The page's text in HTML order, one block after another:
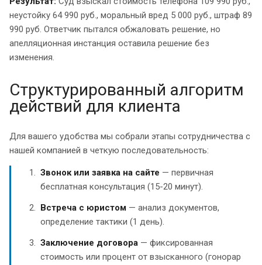
неустойку 64 990 руб., моральный вред 5 000 руб., штраф 89
990 руб. Ответчик пытался обжаловать решение, но
апелляционная инстанция оставила решение без
изменения.
Структурированный алгоритм
действий для клиента
Для вашего удобства мы собрали этапы сотрудничества с
нашей компанией в четкую последовательность:
Звонок или заявка на сайте — первичная
бесплатная консультация (15-20 минут).
Встреча с юристом — анализ документов,
определение тактики (1 день).
Заключение договора — фиксированная
стоимость или процент от взысканного (гонорар